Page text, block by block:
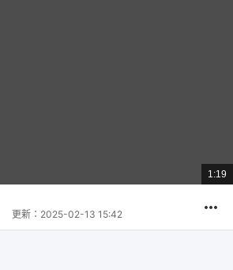
總
共
1:19
更新： 2025-02-13 15:42